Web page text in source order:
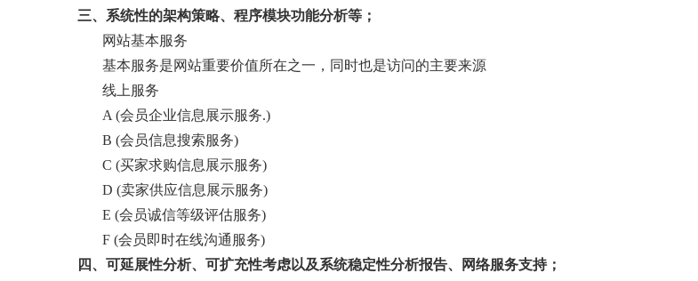
三、系统性的架构策略、程序模块功能分析等；
网站基本服务
基本服务是网站重要价值所在之一，同时也是访问的主要来源
线上服务
A (会员企业信息展示服务.)
B (会员信息搜索服务)
C (买家求购信息展示服务)
D (卖家供应信息展示服务)
E (会员诚信等级评估服务)
F (会员即时在线沟通服务)
四、可延展性分析、可扩充性考虑以及系统稳定性分析报告、网络服务支持；